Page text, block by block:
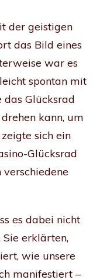
der geistigen
das Bild eines
war es
spontan mit
das Glücksrad
kann, um
sich ein
Glücksrad
es dabei nicht
Sie erklärten,
wie unsere
manifestiert –